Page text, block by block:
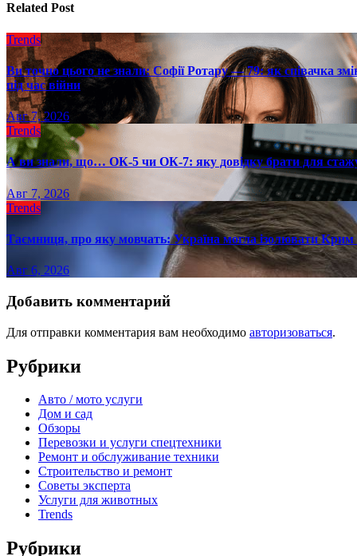
Related Post
Trends
Ви точно цього не знали: Софії Ротару — 79: як співачка
під час війни
Авг 7, 2026
Trends
А ви знали, що… ОК-5 чи ОК-7: яку довідку брати для
Авг 7, 2026
Trends
Таємниця, про яку мовчать: Україна могла ізолювати
Авг 6, 2026
Добавить комментарий
Для отправки комментария вам необходимо авторизоваться.
Рубрики
Авто / мото услуги
Дом и сад
Обзоры
Перевозки и услуги спецтехники
Ремонт и обслуживание техники
Строительство и ремонт
Советы эксперта
Услуги для животных
Trends
Рубрики